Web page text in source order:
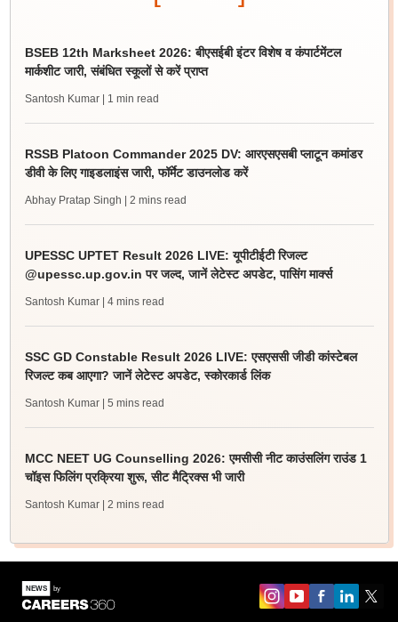
BSEB 12th Marksheet 2026: बीएसईबी इंटर विशेष व कंपार्टमेंटल
मार्कशीट जारी, संबंधित स्कूलों से करें प्राप्त
Santosh Kumar | 1 min read
RSSB Platoon Commander 2025 DV: आरएसएसबी प्लाटून कमांडर
डीवी के लिए गाइडलाइंस जारी, फॉर्मेट डाउनलोड करें
Abhay Pratap Singh | 2 mins read
UPESSC UPTET Result 2026 LIVE: यूपीटीईटी रिजल्ट
@upessc.up.gov.in पर जल्द, जानें लेटेस्ट अपडेट, पासिंग मार्क्स
Santosh Kumar | 4 mins read
SSC GD Constable Result 2026 LIVE: एसएससी जीडी कांस्टेबल
रिजल्ट कब आएगा? जानें लेटेस्ट अपडेट, स्कोरकार्ड लिंक
Santosh Kumar | 5 mins read
MCC NEET UG Counselling 2026: एमसीसी नीट काउंसलिंग राउंड 1
चॉइस फिलिंग प्रक्रिया शुरू, सीट मैट्रिक्स भी जारी
Santosh Kumar | 2 mins read